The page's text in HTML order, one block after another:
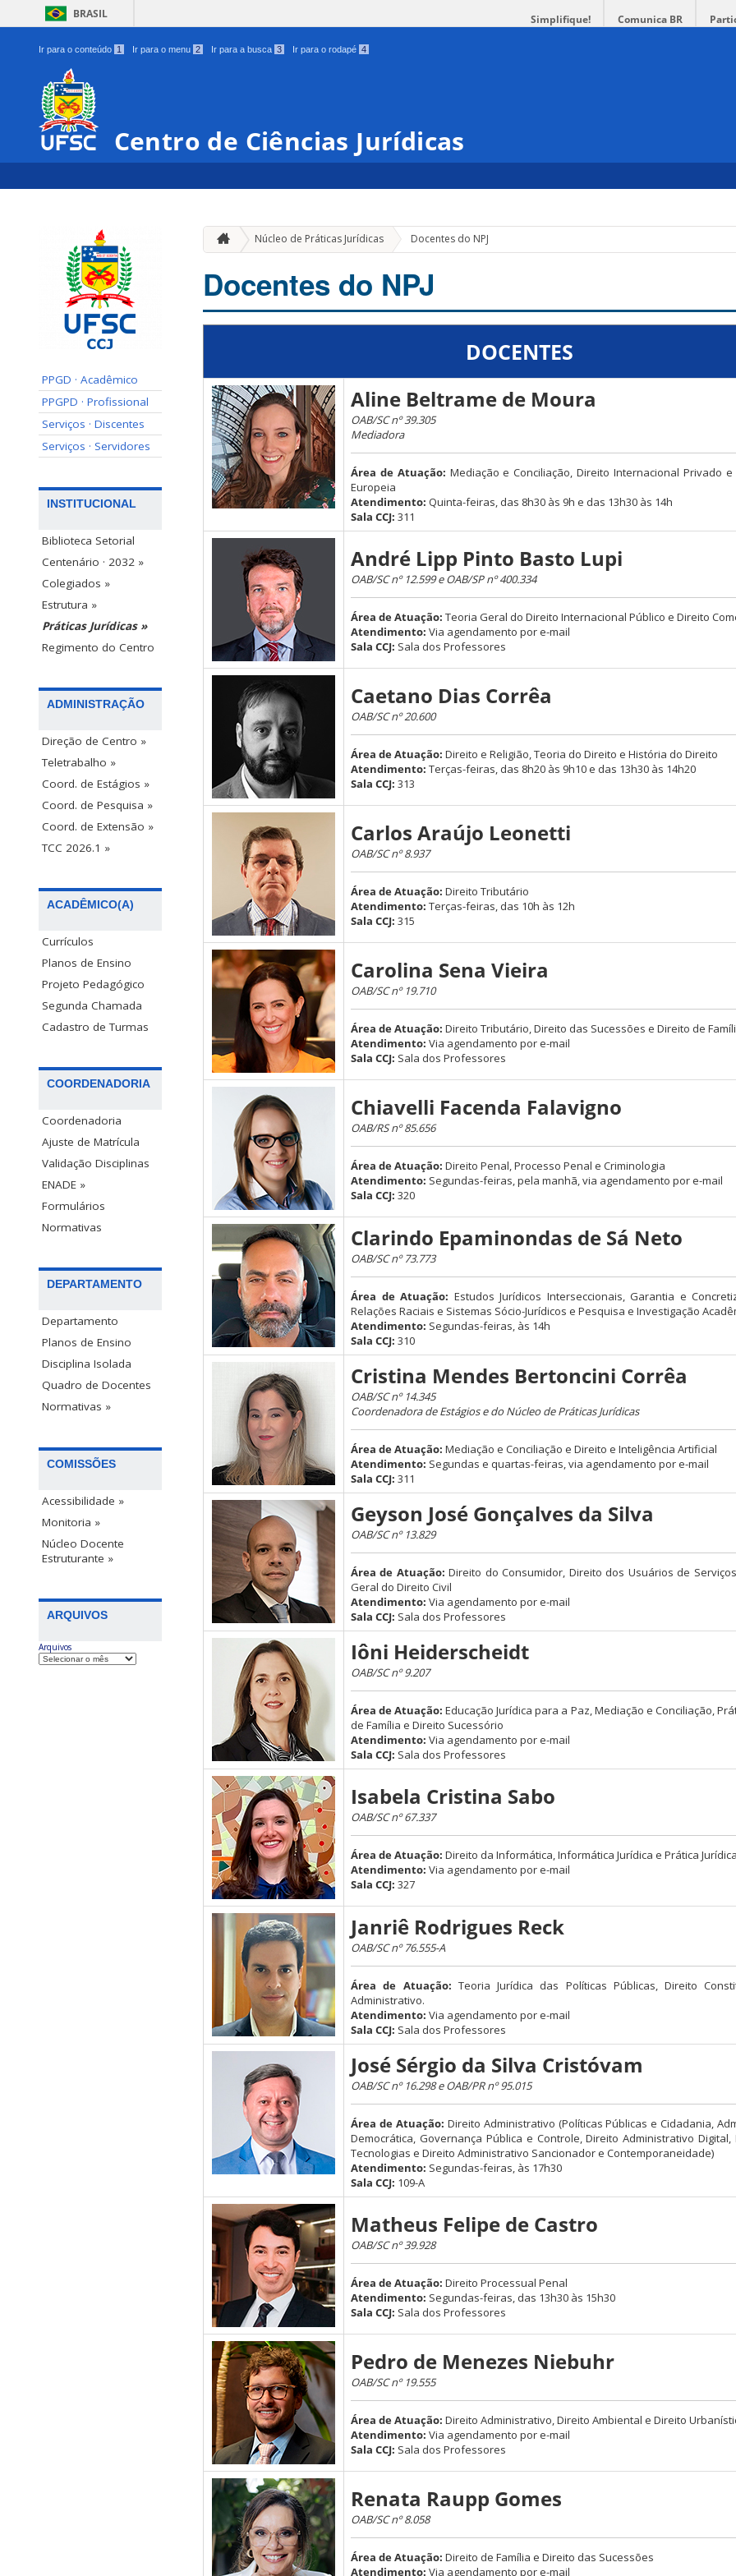
BRASIL Simplifique! Comunica BR
Ir para o conteúdo 1 Ir para o menu 2 Ir para a busca 3 Ir para o rodapé 4
Centro de Ciências Jurídicas
PPGD · Acadêmico
PPGPD · Profissional
Serviços · Discentes
Serviços · Servidores
INSTITUCIONAL
Biblioteca Setorial
Centenário · 2032 »
Colegiados »
Estrutura »
Práticas Jurídicas »
Regimento do Centro
ADMINISTRAÇÃO
Direção de Centro »
Teletrabalho »
Coord. de Estágios »
Coord. de Pesquisa »
Coord. de Extensão »
TCC 2026.1 »
ACADÊMICO(A)
Currículos
Planos de Ensino
Projeto Pedagógico
Segunda Chamada
Cadastro de Turmas
COORDENADORIA
Coordenadoria
Ajuste de Matrícula
Validação Disciplinas
ENADE »
Formulários
Normativas
DEPARTAMENTO
Departamento
Planos de Ensino
Disciplina Isolada
Quadro de Docentes
Normativas »
COMISSÕES
Acessibilidade »
Monitoria »
Núcleo Docente
Estruturante »
ARQUIVOS
Arquivos
Núcleo de Práticas Jurídicas Docentes do NPJ
Docentes do NPJ
DOCENTES
Aline Beltrame de Moura
OAB/SC nº 39.305
Mediadora
Área de Atuação: Mediação e Conciliação, Direito Internacional Privado
Europeia
Atendimento: Quinta-feiras, das 8h30 às 9h e das 13h30 às 14h
Sala CCJ: 311
André Lipp Pinto Basto Lupi
OAB/SC nº 12.599 e OAB/SP nº 400.334
Área de Atuação: Teoria Geral do Direito Internacional Público e Direito
Atendimento: Via agendamento por e-mail
Sala CCJ: Sala dos Professores
Caetano Dias Corrêa
OAB/SC nº 20.600
Área de Atuação: Direito e Religião, Teoria do Direito e História do Direito
Atendimento: Terças-feiras, das 8h20 às 9h10 e das 13h30 às 14h20
Sala CCJ: 313
Carlos Araújo Leonetti
OAB/SC nº 8.937
Área de Atuação: Direito Tributário
Atendimento: Terças-feiras, das 10h às 12h
Sala CCJ: 315
Carolina Sena Vieira
OAB/SC nº 19.710
Área de Atuação: Direito Tributário, Direito das Sucessões e Direito de
Atendimento: Via agendamento por e-mail
Sala CCJ: Sala dos Professores
Chiavelli Facenda Falavigno
OAB/RS nº 85.656
Área de Atuação: Direito Penal, Processo Penal e Criminologia
Atendimento: Segundas-feiras, pela manhã, via agendamento por e-mail
Sala CCJ: 320
Clarindo Epaminondas de Sá Neto
OAB/SC nº 73.773
Área de Atuação: Estudos Jurídicos Interseccionais, Garantia e
Relações Raciais e Sistemas Sócio-Jurídicos e Pesquisa e Investigação
Atendimento: Segundas-feiras, às 14h
Sala CCJ: 310
Cristina Mendes Bertoncini Corrêa
OAB/SC nº 14.345
Coordenadora de Estágios e do Núcleo de Práticas Jurídicas
Área de Atuação: Mediação e Conciliação e Direito e Inteligência Artificial
Atendimento: Segundas e quartas-feiras, via agendamento por e-mail
Sala CCJ: 311
Geyson José Gonçalves da Silva
OAB/SC nº 13.829
Área de Atuação: Direito do Consumidor, Direito dos Usuários de
Geral do Direito Civil
Atendimento: Via agendamento por e-mail
Sala CCJ: Sala dos Professores
Iôni Heiderscheidt
OAB/SC nº 9.207
Área de Atuação: Educação Jurídica para a Paz, Mediação e Conciliação,
de Família e Direito Sucessório
Atendimento: Via agendamento por e-mail
Sala CCJ: Sala dos Professores
Isabela Cristina Sabo
OAB/SC nº 67.337
Área de Atuação: Direito da Informática, Informática Jurídica e Prática
Atendimento: Via agendamento por e-mail
Sala CCJ: 327
Janriê Rodrigues Reck
OAB/SC nº 76.555-A
Área de Atuação: Teoria Jurídica das Políticas Públicas, Direito
Administrativo.
Atendimento: Via agendamento por e-mail
Sala CCJ: Sala dos Professores
José Sérgio da Silva Cristóvam
OAB/SC nº 16.298 e OAB/PR nº 95.015
Área de Atuação: Direito Administrativo (Políticas Públicas e Cidadania,
Democrática, Governança Pública e Controle, Direito Administrativo
Tecnologias e Direito Administrativo Sancionador e Contemporaneidade)
Atendimento: Segundas-feiras, às 17h30
Sala CCJ: 109-A
Matheus Felipe de Castro
OAB/SC nº 39.928
Área de Atuação: Direito Processual Penal
Atendimento: Segundas-feiras, das 13h30 às 15h30
Sala CCJ: Sala dos Professores
Pedro de Menezes Niebuhr
OAB/SC nº 19.555
Área de Atuação: Direito Administrativo, Direito Ambiental e Direito
Atendimento: Via agendamento por e-mail
Sala CCJ: Sala dos Professores
Renata Raupp Gomes
OAB/SC nº 8.058
Área de Atuação: Direito de Família e Direito das Sucessões
Atendimento: Via agendamento por e-mail